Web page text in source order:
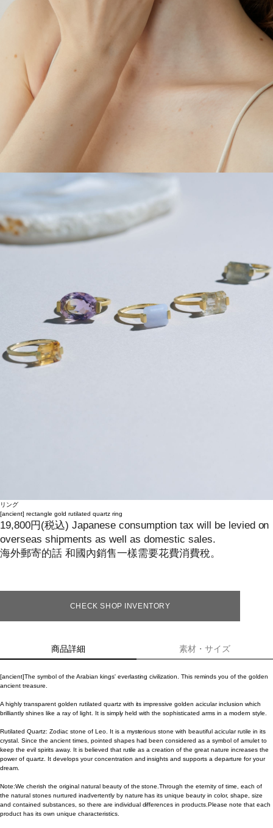
リング
[ancient] rectangle gold rutilated quartz ring
19,800円 (税込) Japanese consumption tax will be levied on
overseas shipments as well as domestic sales.
海外郵寄的話 和國內銷售一樣需要花費消費稅。
CHECK SHOP INVENTORY
商品詳細 素材・サイズ
[ancient]The symbol of the Arabian kings' everlasting civilization. This reminds you of the golden
ancient treasure.
A highly transparent golden rutilated quartz with its impressive golden acicular inclusion which
brilliantly shines like a ray of light. It is simply held with the sophisticated arms in a modern style.
Rutilated Quartz: Zodiac stone of Leo. It is a mysterious stone with beautiful acicular rutile in its
crystal. Since the ancient times, pointed shapes had been considered as a symbol of amulet to
keep the evil spirits away. It is believed that rutile as a creation of the great nature increases the
power of quartz. It develops your concentration and insights and supports a departure for your
dream.
Note:We cherish the original natural beauty of the stone.Through the eternity of time, each of
the natural stones nurtured inadvertently by nature has its unique beauty in color, shape, size
and contained substances, so there are individual differences in products.Please note that each
product has its own unique characteristics.